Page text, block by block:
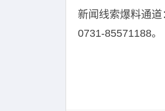
新闻线索爆料通
0731-85571188。